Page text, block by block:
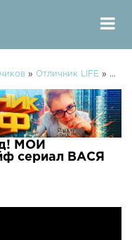
» Отличник LIFE » ОДИН ДОМА на Новый год! МОИ КОШМАРЫ! Отличник Лайф сериал ВАСЯ новая серия
МОИ
сериал ВАСЯ